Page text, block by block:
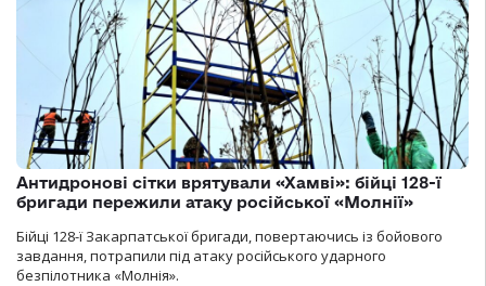
Антидронові сітки врятували «Хамві»: бійці 128-ї
бригади пережили атаку російської «Молнії»
Бійці 128-ї Закарпатської бригади, повертаючись із бойового
завдання, потрапили під атаку російського ударного
безпілотника «Молнія».